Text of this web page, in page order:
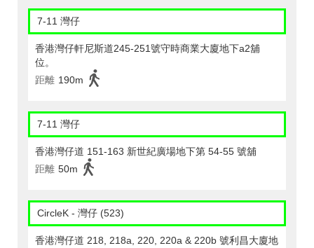
7-11 灣仔
香港灣仔軒尼斯道245-251號守時商業大廈地下a2舖
位。
距離 190m
7-11 灣仔
香港灣仔道 151-163 新世紀廣場地下第 54-55 號舖
距離 50m
CircleK - 灣仔 (523)
香港灣仔道 218, 218a, 220, 220a & 220b 號利昌大廈地